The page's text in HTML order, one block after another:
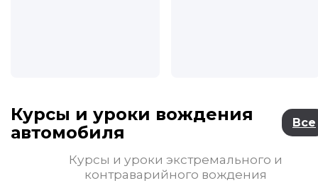
Курсы и уроки вождения
автомобиля
Все
Курсы и уроки экстремального и
контраварийного вождения